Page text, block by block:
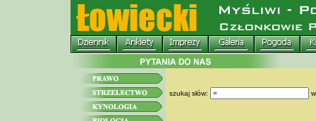
szukaj słów: